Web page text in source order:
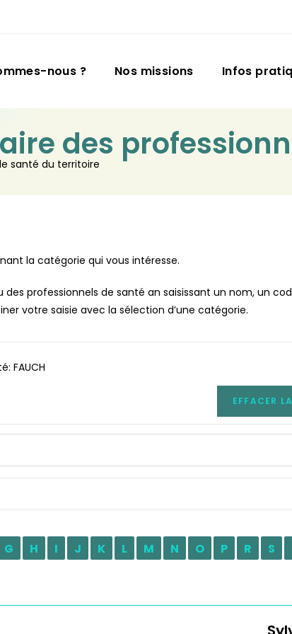
nous ? Nos missions Infos
des
santé du territoire
la catégorie qui vous intéresse.
professionnels de santé an saisissant un nom, un
votre saisie avec la sélection d’une catégorie.
FAUCH
EFFACER
G H I J K L M N O P R S